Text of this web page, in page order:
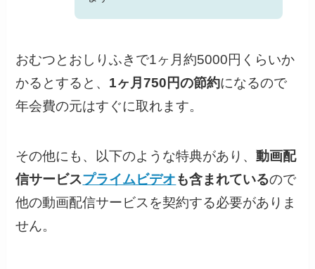
おむつとおしりふきで1ヶ月約5000円くらいか
かるとすると、 1ヶ月750円の節約になるので
年会費の元はすぐに取れます。
その他にも、以下のような特典があり、動画配
信サービスプライムビデオも含まれているので
他の動画配信サービスを契約する必要がありま
せん。